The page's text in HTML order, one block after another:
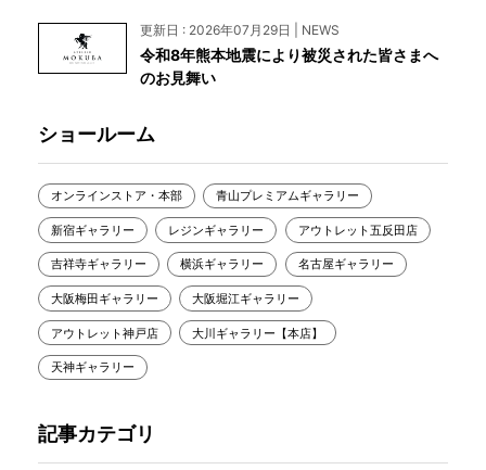
更新日 : 2026年07月29日 | NEWS
令和8年熊本地震により被災された皆さまへ
のお見舞い
ショールーム
オンラインストア・本部 青山プレミアムギャラリー
新宿ギャラリー レジンギャラリー アウトレット五反田店
吉祥寺ギャラリー 横浜ギャラリー 名古屋ギャラリー
大阪梅田ギャラリー 大阪堀江ギャラリー
アウトレット神戸店 大川ギャラリー【本店】
天神ギャラリー
記事カテゴリ